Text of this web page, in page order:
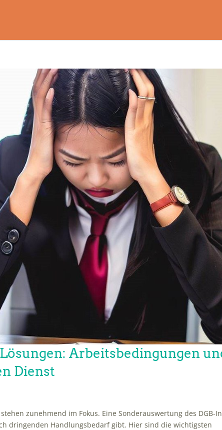
Arbeitsbedingungen
Dienst
zunehmend im Fokus. Eine Sonderauswertung des DGB-
dringenden Handlungsbedarf gibt. Hier sind die wichtigsten